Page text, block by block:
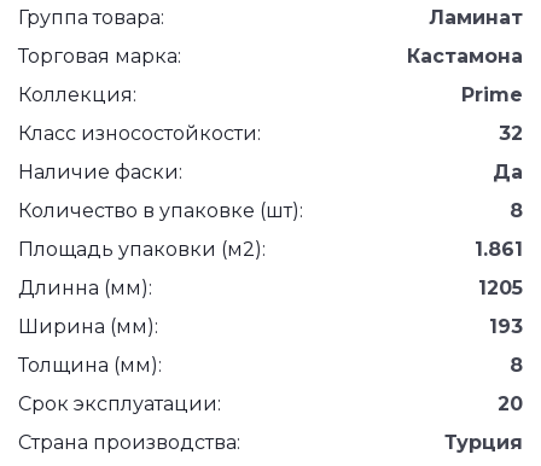
Группа товара:
Ламинат
Торговая марка:
Кастамона
Коллекция:
Prime
Класс износостойкости:
32
Наличие фаски:
Да
Количество в упаковке (шт):
8
Площадь упаковки (м2):
1.861
Длинна (мм):
1205
Ширина (мм):
193
Толщина (мм):
8
Срок эксплуатации:
20
Страна производства:
Турция